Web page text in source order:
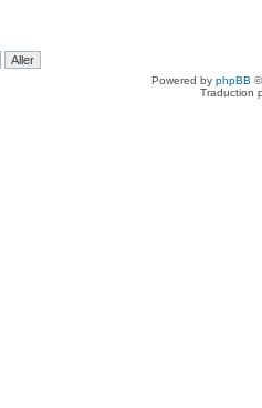
Powered by phpBB
Traduction